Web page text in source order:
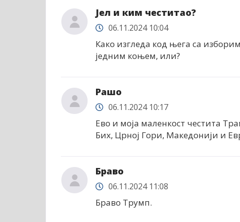
Јел и ким честитао?
06.11.2024 10:04
Како изгледа код њега са
једним коњем, или?
Рашо
06.11.2024 10:17
Ево и моја маленкост честита
Бих, Црној Гори, Македонији и
Браво
06.11.2024 11:08
Браво Трумп.